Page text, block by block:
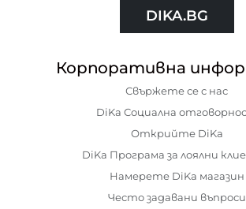
DIKA.BG
Корпоративна
Свържете се с нас
DiKa Социална
Открийте DiKa
DiKa Програма за лоялни
Намерете DiKa магазин
Често задавани въпроси